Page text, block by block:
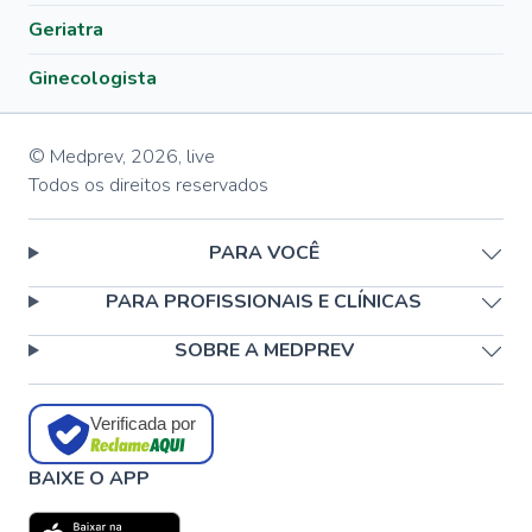
Geriatra
Ginecologista
© Medprev, 2026, live
Todos os direitos reservados
PARA VOCÊ
PARA PROFISSIONAIS E CLÍNICAS
SOBRE A MEDPREV
Verificada por
BAIXE O APP